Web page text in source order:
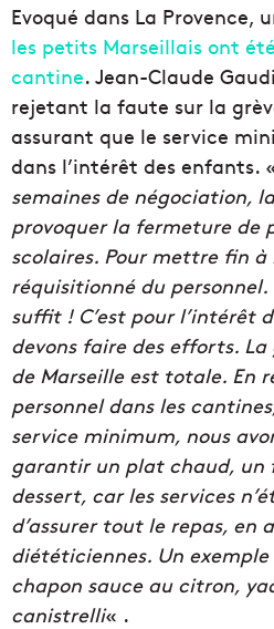
Evoqué dans La Provence,
les petits Marseillais ont
cantine. Jean-Claude
rejetant la faute sur la
assurant que le service
dans l’intérêt des enfants.
semaines de négociation,
provoquer la fermeture de
scolaires. Pour mettre fin
réquisitionné du
suffit ! C’est pour l’intérêt
devons faire des efforts.
de Marseille est totale. En
personnel dans les
service minimum, nous
garantir un plat chaud, un
dessert, car les services
d’assurer tout le repas, en
diététiciennes. Un
chapon sauce au citron,
canistrelli« .